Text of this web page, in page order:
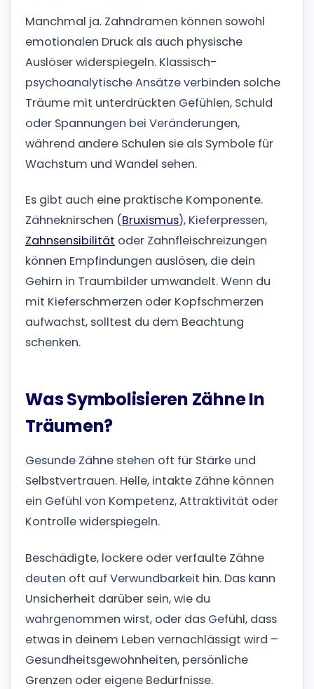
Manchmal ja. Zahndramen können sowohl
emotionalen Druck als auch physische
Auslöser widerspiegeln. Klassisch-
psychoanalytische Ansätze verbinden solche
Träume mit unterdrückten Gefühlen, Schuld
oder Spannungen bei Veränderungen,
während andere Schulen sie als Symbole für
Wachstum und Wandel sehen.
Es gibt auch eine praktische Komponente.
Zähneknirschen (Bruxismus), Kieferpressen,
Zahnsensibilität oder Zahnfleischreizungen
können Empfindungen auslösen, die dein
Gehirn in Traumbilder umwandelt. Wenn du
mit Kieferschmerzen oder Kopfschmerzen
aufwachst, solltest du dem Beachtung
schenken.
Was Symbolisieren Zähne In
Träumen?
Gesunde Zähne stehen oft für Stärke und
Selbstvertrauen. Helle, intakte Zähne können
ein Gefühl von Kompetenz, Attraktivität oder
Kontrolle widerspiegeln.
Beschädigte, lockere oder verfaulte Zähne
deuten oft auf Verwundbarkeit hin. Das kann
Unsicherheit darüber sein, wie du
wahrgenommen wirst, oder das Gefühl, dass
etwas in deinem Leben vernachlässigt wird –
Gesundheitsgewohnheiten, persönliche
Grenzen oder eigene Bedürfnisse.